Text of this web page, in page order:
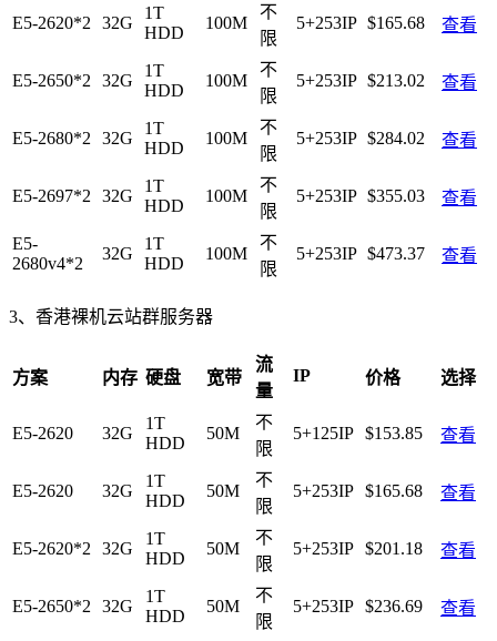
E5-2620*2 32G
1T
HDD
100M
不
限
5+253IP $165.68 查看
E5-2650*2 32G
1T
HDD
100M
不
限
5+253IP $213.02 查看
E5-2680*2 32G
1T
HDD
100M
不
限
5+253IP $284.02 查看
E5-2697*2 32G
1T
HDD
100M
不
限
5+253IP $355.03 查看
E5-
2680v4*2
32G
1T
HDD
100M
不
限
5+253IP $473.37 查看
3、香港裸机云站群服务器
方案 内存 硬盘 宽带
流
量
IP 价格 选择
E5-2620 32G
1T
HDD
50M
不
限
5+125IP $153.85 查看
E5-2620 32G
1T
HDD
50M
不
限
5+253IP $165.68 查看
E5-2620*2 32G
1T
HDD
50M
不
限
5+253IP $201.18 查看
E5-2650*2 32G
1T
HDD
50M
不
限
5+253IP $236.69 查看